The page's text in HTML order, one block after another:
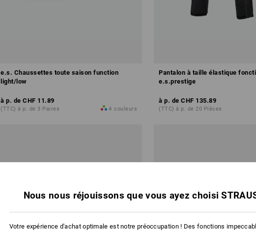
e.s. Chaussettes toute saison function
light/low
à p. de CHF 11.89
(TTC) à p. de 3 Paires 4 couleurs
Pantalon à taille élastique
e.s.prestige
à p. de CHF 135.89
(TTC) à p. de 20 Pièces
Nous nous réjouissons que vous ayez choisi
Votre expérience d'achat optimale est notre préoccupation ! Des fonctions